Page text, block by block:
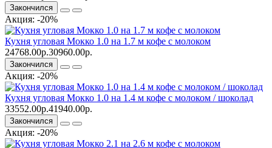
Закончился
Акция: -20%
Кухня угловая Мокко 1.0 на 1.7 м кофе с молоком
24768.00р.30960.00р.
Закончился
Акция: -20%
Кухня угловая Мокко 1.0 на 1.4 м кофе с молоком / шоколад
33552.00р.41940.00р.
Закончился
Акция: -20%